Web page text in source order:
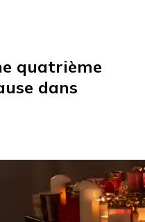
quatrième
dans